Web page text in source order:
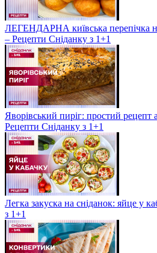
ЛЕГЕНДАРНА київська перепічка
– Рецепти Сніданку з 1+1
Яворівський пиріг: простий рецепт
Рецепти Сніданку з 1+1
Легка закуска на сніданок: яйце у
з 1+1